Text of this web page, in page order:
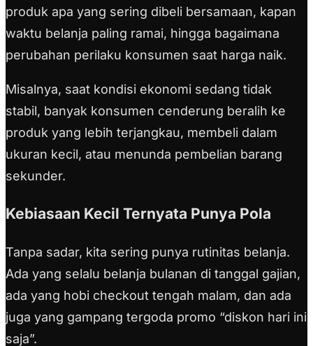
produk apa yang sering dibeli bersamaan, kapan
waktu belanja paling ramai, hingga bagaimana
perubahan perilaku konsumen saat harga naik.
Misalnya, saat kondisi ekonomi sedang tidak
stabil, banyak konsumen cenderung beralih ke
produk yang lebih terjangkau, membeli dalam
ukuran kecil, atau menunda pembelian barang
sekunder.
Kebiasaan Kecil Ternyata Punya Pola
Tanpa sadar, kita sering punya rutinitas belanja.
Ada yang selalu belanja bulanan di tanggal gajian,
ada yang hobi checkout tengah malam, dan ada
juga yang gampang tergoda promo “diskon hari ini
saja”.